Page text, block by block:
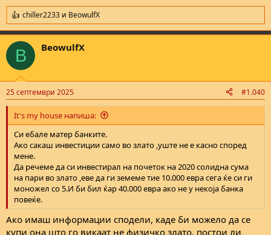
R
e
a
c
i
s
:
chiller2233 и BeowulfX
B BeowulfX
25 септември 2025 #1.040
It's my house напиша:
Си ебале матер банките.
Ако сакаш инвестиции само во злато ,уште не е касно според
мене.
Да речеме да си инвестирал на почеток на 2020 солидна сума
на пари во злато ,еве да ги земеме тие 10.000 евра сега ќе си ги
моножел со 5.И би бил ќар 40.000 евра ако не у некоја банка
повеќе.
Ако имаш информации сподели, каде би можело да се
купи она што го викаат не физичко злато, постои ли